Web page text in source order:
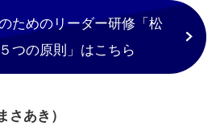
ためのリーダー研修「松
つの原則」はこちら
さあき）